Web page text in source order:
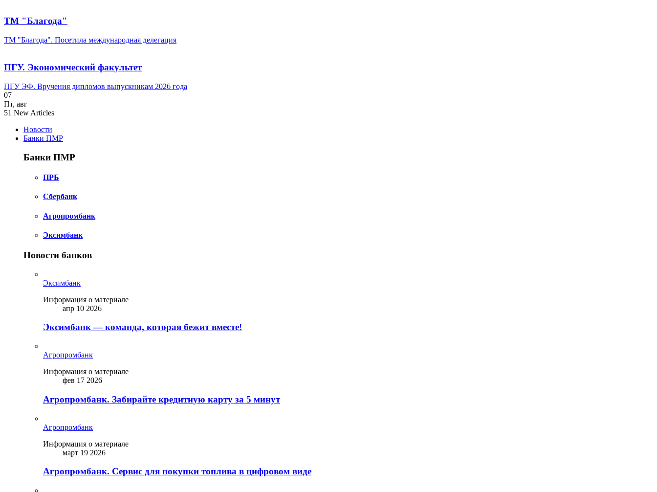
ТМ "Благода"
ТМ "Благода". Посетила международная делегация
ПГУ. Экономический факультет
ПГУ ЭФ. Вручения дипломов выпускникам 2026 года
07
Пт, авг
51 New Articles
Новости
Банки ПМР
Банки ПМР
ПРБ
Сбербанк
Агропромбанк
Эксимбанк
Новости банков
Эксимбанк
Информация о материале
апр 10 2026
Эксимбанк — команда, которая бежит вместе!
Агропромбанк
Информация о материале
фев 17 2026
Агропромбанк. Забирайте кредитную карту за 5 минут
Агропромбанк
Информация о материале
март 19 2026
Агропромбанк. Сервис для покупки топлива в цифровом виде